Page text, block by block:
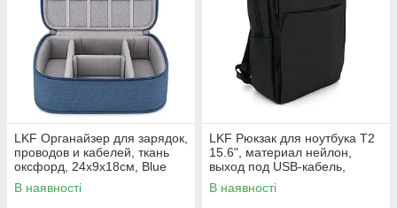
LKF Органайзер для зарядок,
проводов и кабелей, ткань
оксфорд, 24х9х18см, Blue
В наявності
LKF Рюкзак для ноутбука T2
15.6", материал нейлон,
выход под USB-кабель,
черный, Q50
В наявності